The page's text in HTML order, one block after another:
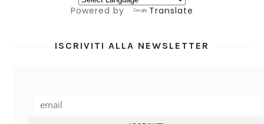
Powered by Translate
ISCRIVITI ALLA NEWSLETTER